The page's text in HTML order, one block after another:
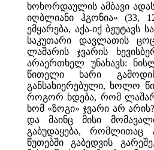
ხოხორდაულის ამბავი
იღბლიანი ჰგონია»
ემყარება, აქა-იქ ბჟუტავს
საკუთარი დავლათის
ლაშარის ჯვარის
არაერთხელ უნახავს:
წითელი ხარი
განსახიერებული, ხოლო
როგორ ხდება, რომ
ხომ «ზოგი» ჯვარი არ
და მაინც მისი
გაბუდაყება, რომლითაც
წუთებში გაბედვის